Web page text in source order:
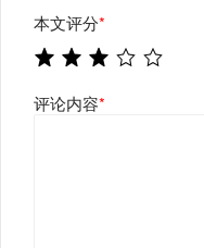
本文评分*
评论内容*